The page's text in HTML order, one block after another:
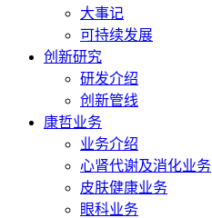
大事记
可持续发展
创新研究
研发介绍
创新管线
康哲业务
业务介绍
心肾代谢及消化业务
皮肤健康业务
眼科业务